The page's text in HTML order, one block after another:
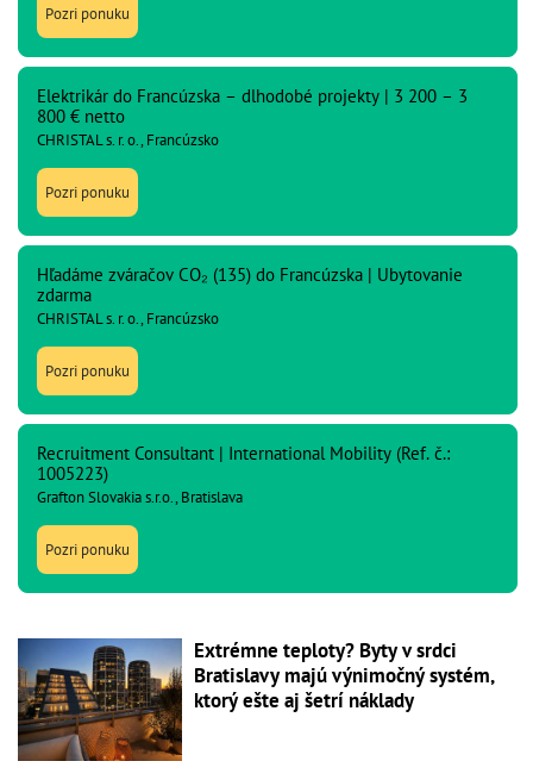
Pozri ponuku
Elektrikár do Francúzska – dlhodobé projekty | 3 200 – 3
800 € netto
CHRISTAL s. r. o., Francúzsko
Pozri ponuku
Hľadáme zváračov CO₂ (135) do Francúzska | Ubytovanie
zdarma
CHRISTAL s. r. o., Francúzsko
Pozri ponuku
Recruitment Consultant | International Mobility (Ref. č.:
1005223)
Grafton Slovakia s.r.o., Bratislava
Pozri ponuku
Extrémne teploty? Byty v srdci
Bratislavy majú výnimočný systém,
ktorý ešte aj šetrí náklady